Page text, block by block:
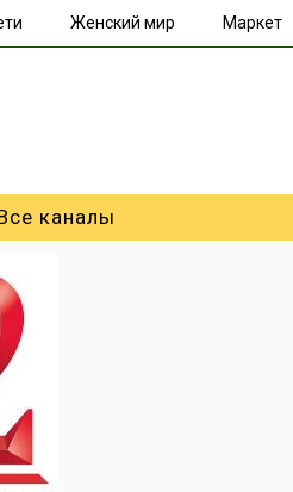
Женский мир Маркет
каналы